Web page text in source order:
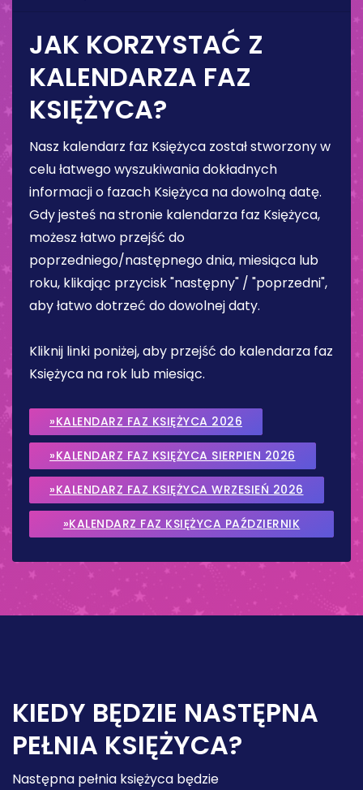
JAK KORZYSTAĆ Z
KALENDARZA FAZ
KSIĘŻYCA?
Nasz kalendarz faz Księżyca został stworzony w
celu łatwego wyszukiwania dokładnych
informacji o fazach Księżyca na dowolną datę.
Gdy jesteś na stronie kalendarza faz Księżyca,
możesz łatwo przejść do
poprzedniego/następnego dnia, miesiąca lub
roku, klikając przycisk "następny" / "poprzedni",
aby łatwo dotrzeć do dowolnej daty.
Kliknij linki poniżej, aby przejść do kalendarza faz
Księżyca na rok lub miesiąc.
»KALENDARZ FAZ KSIĘŻYCA 2026
»KALENDARZ FAZ KSIĘŻYCA SIERPIEN 2026
»KALENDARZ FAZ KSIĘŻYCA WRZESIEŃ 2026
»KALENDARZ FAZ KSIĘŻYCA PAŹDZIERNIK
KIEDY BĘDZIE NASTĘPNA
PEŁNIA KSIĘŻYCA?
Następna pełnia księżyca będzie